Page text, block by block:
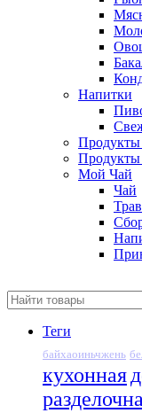
Напитки
Продукты
Продукты
Мой Чай
Чай
Теги
байхаоиньчжень
кухонная